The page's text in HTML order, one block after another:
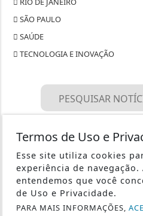
SÃO PAULO
SAÚDE
TECNOLOGIA E INOVAÇÃO
TERMOS DE USO
Termos de Uso e
Esse site utiliza cookies
experiência de
entendemos que você
de Uso e Privacidade.
PARA MAIS INFORMAÇÕES,